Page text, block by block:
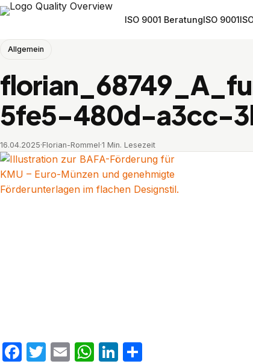
ISO 9001 BeratungISO 9001
Allgemein
5fe5-480d-a3cc-
16.04.2025·Florian-Rommel·1 Min. Lesezeit
Facebook
Twitter
EmailWhatsApp
LinkedIn